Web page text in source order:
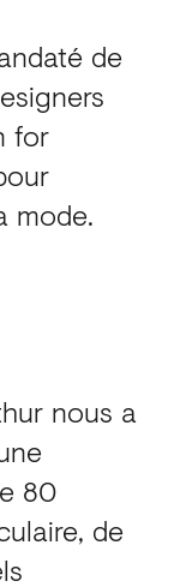
de
for
mode.
nous a
80
de